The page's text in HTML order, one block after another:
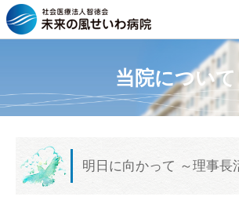
未来の風せいわ
当院について
明日に向かって ～理事長